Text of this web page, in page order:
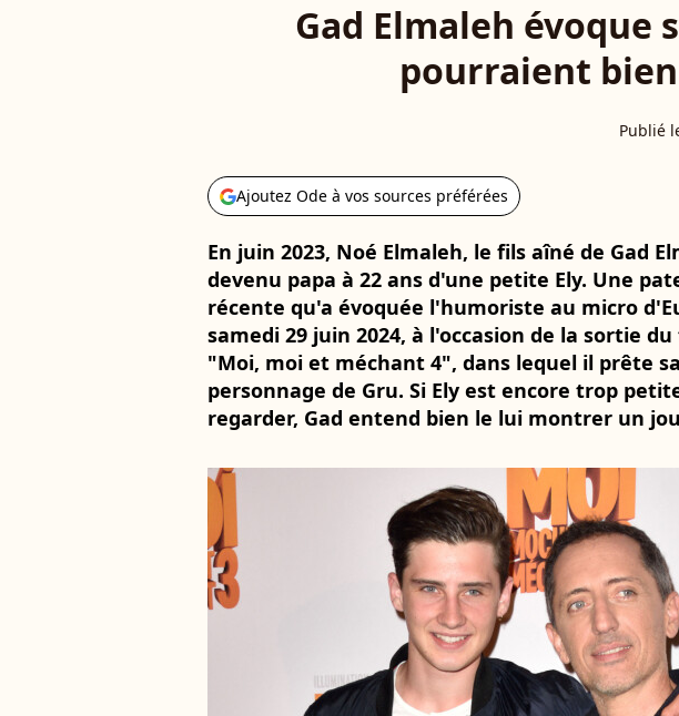
Gad Elmaleh évoque
pourraient
Publié
Ajoutez Ode à vos sources préférées
En juin 2023, Noé Elmaleh, le fils aîné de Gad
devenu papa à 22 ans d'une petite Ely. Une
récente qu'a évoquée l'humoriste au micro
samedi 29 juin 2024, à l'occasion de la sortie
"Moi, moi et méchant 4", dans lequel il prête
personnage de Gru. Si Ely est encore trop
regarder, Gad entend bien le lui montrer un